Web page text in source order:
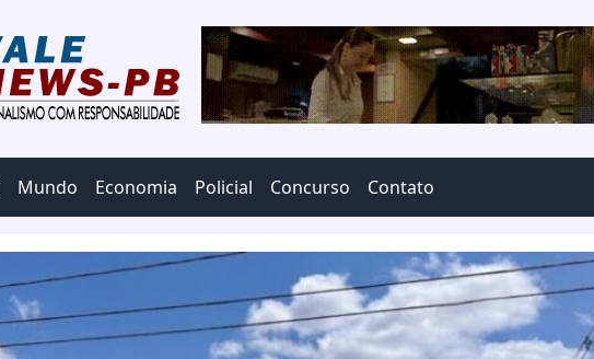
Mundo Economia Policial Concurso Contato